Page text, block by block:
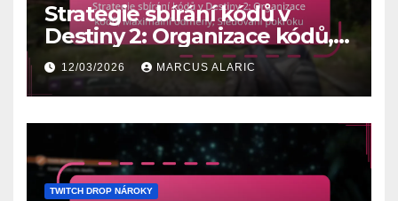
Strategie sbírání kódů v
Destiny 2: Organizace kódů,
Maximální odměny,
Sledování pokroku
12/03/2026 MARCUS ALARIC
TWITCH DROP NÁROKY